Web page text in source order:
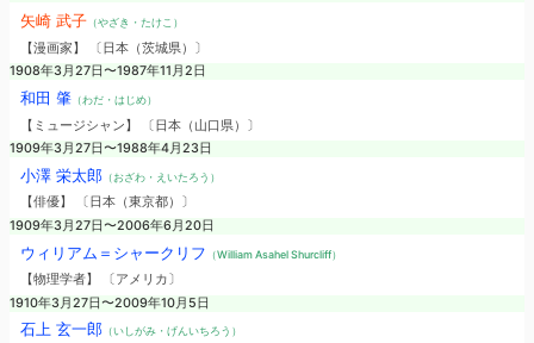
矢崎 武子（やざき・たけこ）
【漫画家】 〔日本（茨城県）〕
1908年3月27日〜1987年11月2日
和田 肇（わだ・はじめ）
【ミュージシャン】 〔日本（山口県）〕
1909年3月27日〜1988年4月23日
小澤 栄太郎（おざわ・えいたろう）
【俳優】 〔日本（東京都）〕
1909年3月27日〜2006年6月20日
ウィリアム＝シャークリフ （William Asahel Shurcliff）
【物理学者】 〔アメリカ〕
1910年3月27日〜2009年10月5日
石上 玄一郎（いしがみ・げんいちろう）